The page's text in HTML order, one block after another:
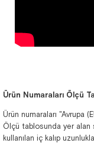
Ürün Numaraları Ölçü
Ürün numaraları "Avrupa
Ölçü tablosunda yer
kullanılan iç kalıp